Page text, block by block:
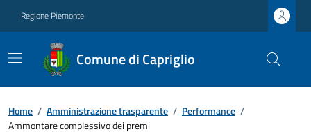
Regione Piemonte
Comune di Capriglio
Home / Amministrazione trasparente / Performance /
Ammontare complessivo dei premi